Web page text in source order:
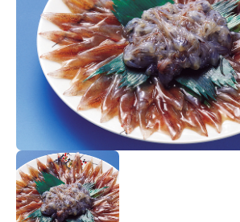
宿場町を歩こう！なめり
かわ宿場回廊
HOME
お知らせ
なめりかワット？
滑川ってどんなところ？
写真で見るなめりかわ